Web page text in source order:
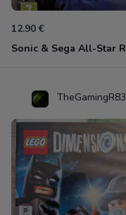
12.90 €
TheGamingR83